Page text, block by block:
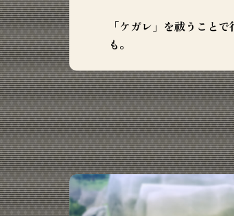
「ケガレ」を祓うこと
も。